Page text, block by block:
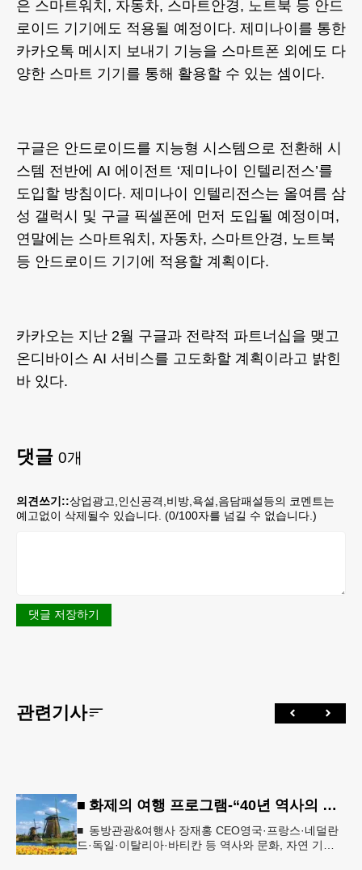
은 스마트워치, 자동차, 스마트안경, 노트북 등 안드
로이드 기기에도 적용될 예정이다. 제미나이를 통한
카카오톡 메시지 보내기 기능을 스마트폰 외에도 다
양한 스마트 기기를 통해 활용할 수 있는 셈이다.
구글은 안드로이드를 지능형 시스템으로 전환해 시
스템 전반에 AI 에이전트 ‘제미나이 인텔리전스’를
도입할 방침이다. 제미나이 인텔리전스는 올여름 삼
성 갤럭시 및 구글 픽셀폰에 먼저 도입될 예정이며,
연말에는 스마트워치, 자동차, 스마트안경, 노트북
등 안드로이드 기기에 적용할 계획이다.
카카오는 지난 2월 구글과 전략적 파트너십을 맺고
온디바이스 AI 서비스를 고도화할 계획이라고 밝힌
바 있다.
댓글 0개
의견쓰기::상업광고,인신공격,비방,욕설,음담패설등의 코멘트는
예고없이 삭제될수 있습니다. (0/100자를 넘길 수 없습니다.)
댓글 저장하기
관련기사
■ 화제의 여행 프로그램-“40년 역사의 신뢰… 서유럽 8개국 13일 대장정”
■ 동방관광&여행사 장재홍 CEO영국·프랑스·네덜란
드·독일·이탈리아·바티칸 등 역사와 문화, 자연 기